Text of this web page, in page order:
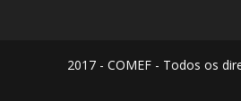
2017 - COMEF - Todos os